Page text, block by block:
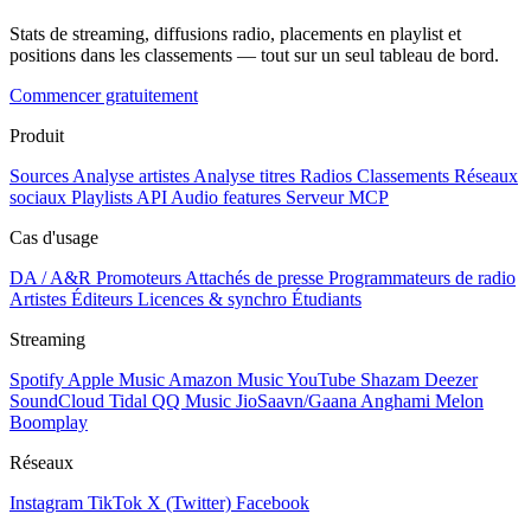
Stats de streaming, diffusions radio, placements en playlist et
positions dans les classements — tout sur un seul tableau de bord.
Commencer gratuitement
Produit
Sources Analyse artistes Analyse titres Radios Classements Réseaux
sociaux Playlists API Audio features Serveur MCP
Cas d'usage
DA / A&R Promoteurs Attachés de presse Programmateurs de radio
Artistes Éditeurs Licences & synchro Étudiants
Streaming
Spotify Apple Music Amazon MusicYouTube Shazam Deezer
SoundCloud Tidal QQ Music JioSaavn/Gaana Anghami Melon
Boomplay
Réseaux
Instagram TikTok X (Twitter) Facebook